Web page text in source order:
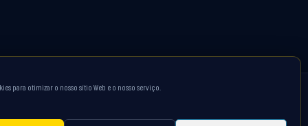
para otimizar o nosso sítio Web e o nosso serviço.